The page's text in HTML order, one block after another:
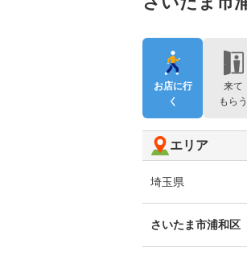
お店に行
く
来て
もらう
エリア
埼玉県
さいたま市浦和区